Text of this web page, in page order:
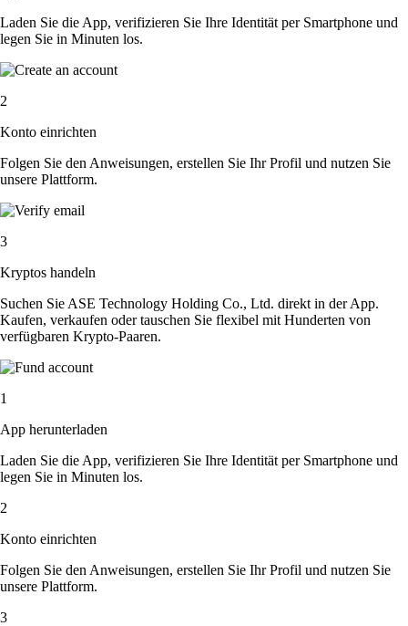
Laden Sie die App, verifizieren Sie Ihre Identität per Smartphone und
legen Sie in Minuten los.
2
Konto einrichten
Folgen Sie den Anweisungen, erstellen Sie Ihr Profil und nutzen Sie
unsere Plattform.
3
Kryptos handeln
Suchen Sie ASE Technology Holding Co., Ltd. direkt in der App.
Kaufen, verkaufen oder tauschen Sie flexibel mit Hunderten von
verfügbaren Krypto-Paaren.
1
App herunterladen
Laden Sie die App, verifizieren Sie Ihre Identität per Smartphone und
legen Sie in Minuten los.
2
Konto einrichten
Folgen Sie den Anweisungen, erstellen Sie Ihr Profil und nutzen Sie
unsere Plattform.
3